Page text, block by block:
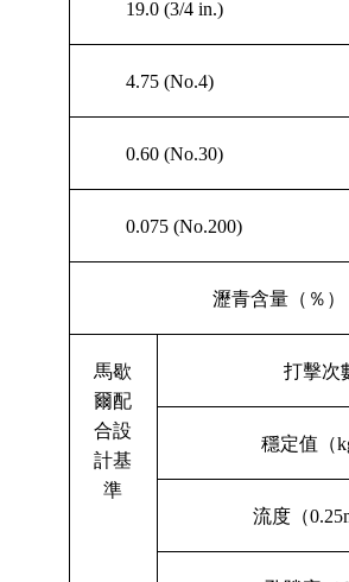
19.0 (3/4 in.)
4.75 (No.4)
0.60 (No.30)
0.075 (No.200)
瀝青含量（％）
馬歇
爾配
合設
計基
準
打擊次
穩定值（
流度（